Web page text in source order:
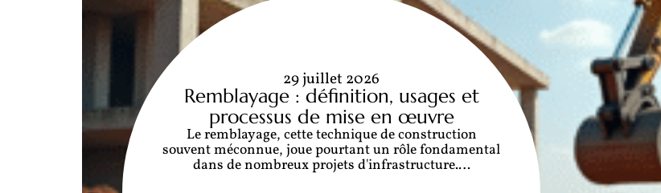
Remblayage : définition, usages et
processus de mise en œuvre
Le remblayage, cette technique de construction
souvent méconnue, joue pourtant un rôle fondamental
dans de nombreux projets d'infrastructure.…
29 juillet 2026